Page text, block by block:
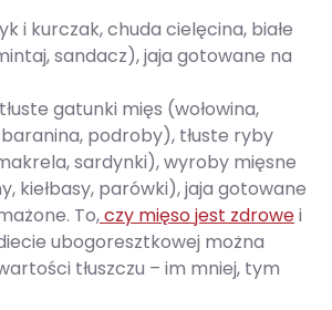
i kurczak, chuda cielęcina, białe
sandacz), jaja gotowane na
gatunki mięs (wołowina,
podroby), tłuste ryby
sardynki), wyroby mięsne
kiełbasy, parówki), jaja gotowane
To,czy mięso jest zdrowei
ubogoresztkowej można
tłuszczu – im mniej, tym